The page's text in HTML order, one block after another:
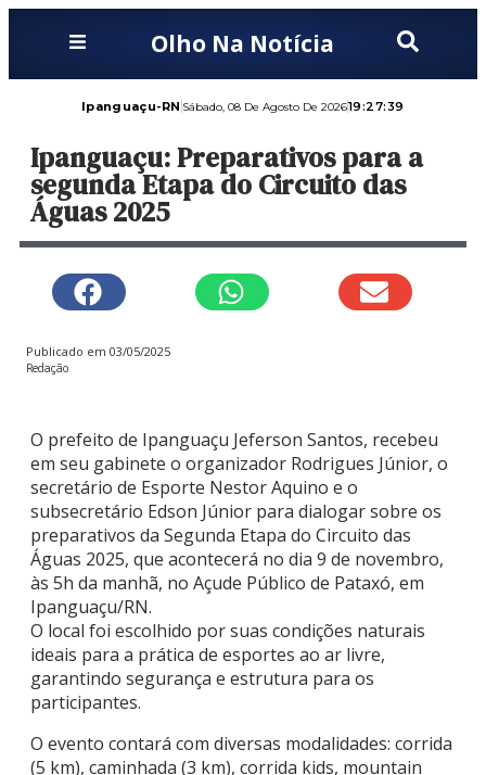
Olho Na Notícia
Ipanguaçu-RN Sábado, 08 De Agosto De 202619:27:39
Ipanguaçu: Preparativos para a
segunda Etapa do Circuito das
Águas 2025
Publicado em 03/05/2025
Redação
O prefeito de Ipanguaçu Jeferson Santos, recebeu
em seu gabinete o organizador Rodrigues Júnior, o
secretário de Esporte Nestor Aquino e o
subsecretário Edson Júnior para dialogar sobre os
preparativos da Segunda Etapa do Circuito das
Águas 2025, que acontecerá no dia 9 de novembro,
às 5h da manhã, no Açude Público de Pataxó, em
Ipanguaçu/RN.
O local foi escolhido por suas condições naturais
ideais para a prática de esportes ao ar livre,
garantindo segurança e estrutura para os
participantes.
O evento contará com diversas modalidades: corrida
(5 km), caminhada (3 km), corrida kids, mountain